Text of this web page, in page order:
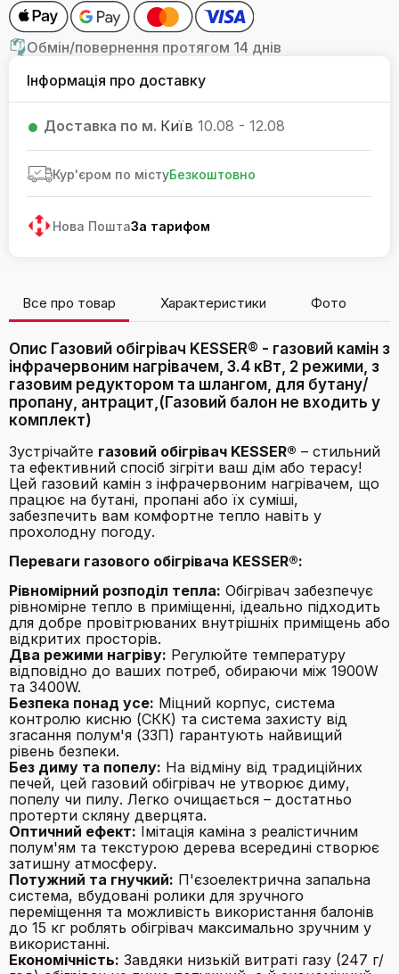
Обмін/повернення протягом 14 днів
Інформація про доставку
Доставка по м. Київ 10.08 - 12.08
Кур'єром по містуБезкоштовно
Нова ПоштаЗа тарифом
Все про товар Характеристики Фото
Опис Газовий обігрівач KESSER® - газовий камін з
інфрачервоним нагрівачем, 3.4 кВт, 2 режими, з
газовим редуктором та шлангом, для бутану/
пропану, антрацит,(Газовий балон не входить у
комплект)
Зустрічайте газовий обігрівач KESSER® – стильний
та ефективний спосіб зігріти ваш дім або терасу!
Цей газовий камін з інфрачервоним нагрівачем, що
працює на бутані, пропані або їх суміші,
забезпечить вам комфортне тепло навіть у
прохолодну погоду.
Переваги газового обігрівача KESSER®:
Рівномірний розподіл тепла: Обігрівач забезпечує
рівномірне тепло в приміщенні, ідеально підходить
для добре провітрюваних внутрішніх приміщень або
відкритих просторів.
Два режими нагріву: Регулюйте температуру
відповідно до ваших потреб, обираючи між 1900W
та 3400W.
Безпека понад усе: Міцний корпус, система
контролю кисню (СКК) та система захисту від
згасання полум'я (ЗЗП) гарантують найвищий
рівень безпеки.
Без диму та попелу: На відміну від традиційних
печей, цей газовий обігрівач не утворює диму,
попелу чи пилу. Легко очищається – достатньо
протерти скляну дверцята.
Оптичний ефект: Імітація каміна з реалістичним
полум'ям та текстурою дерева всередині створює
затишну атмосферу.
Потужний та гнучкий: П'єзоелектрична запальна
система, вбудовані ролики для зручного
переміщення та можливість використання балонів
до 15 кг роблять обігрівач максимально зручним у
використанні.
Економічність: Завдяки низькій витраті газу (247 г/